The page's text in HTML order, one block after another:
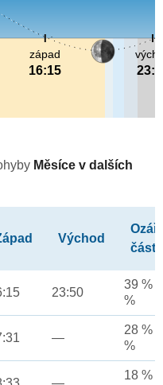
západ
16:15
Měsíce v dalších
Východ
část
23:50
39 %
%
—
28 %
%
18 %